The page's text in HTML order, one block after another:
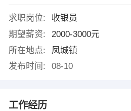
求职岗位:
收银员
期望薪资:
2000-3000元
所在地点:
凤城镇
发布时间:
08-10
工作经历